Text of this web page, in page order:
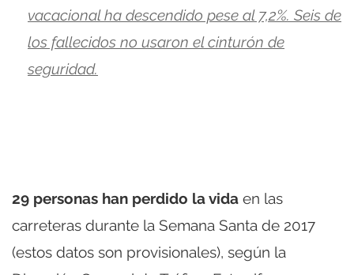
vacacional ha descendido pese al 7,2%. Seis de
los fallecidos no usaron el cinturón de
seguridad.
29 personas han perdido la vida en las
carreteras durante la Semana Santa de 2017
(estos datos son provisionales), según la